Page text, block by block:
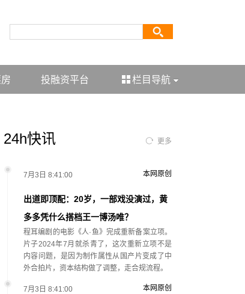
投融资平台 栏目导航
24h快讯 更多
7月3日 8:41:00
出道即顶配：20岁，一部戏没演过，黄
多多凭什么搭档王一博汤唯？
程耳编剧的电影《人·鱼》完成重新备案立项。
片子2024年7月就杀青了，这次重新立项不是
内容问题，是因为制作属性从国产片变成了中
外合拍片，资本结构做了调整，走合规流程。
本网原创
7月3日 8:41:00 本网原创